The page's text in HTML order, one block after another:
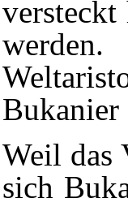
Bukanier
Weil das
sich